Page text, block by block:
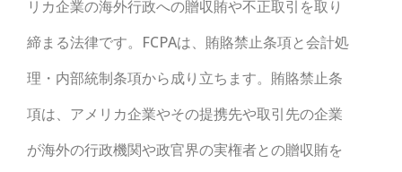
リカ企業の海外行政への贈収賄や不正取引を取り
締まる法律です。FCPAは、賄賂禁止条項と会計処
理・内部統制条項から成り立ちます。賄賂禁止条
項は、アメリカ企業やその提携先や取引先の企業
が海外の行政機関や政官界の実権者との贈収賄を